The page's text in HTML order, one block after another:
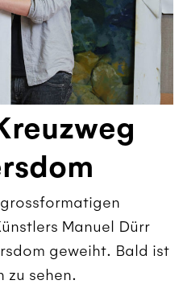
Manuel Dürr
geweiht. Bald ist
zu sehen.